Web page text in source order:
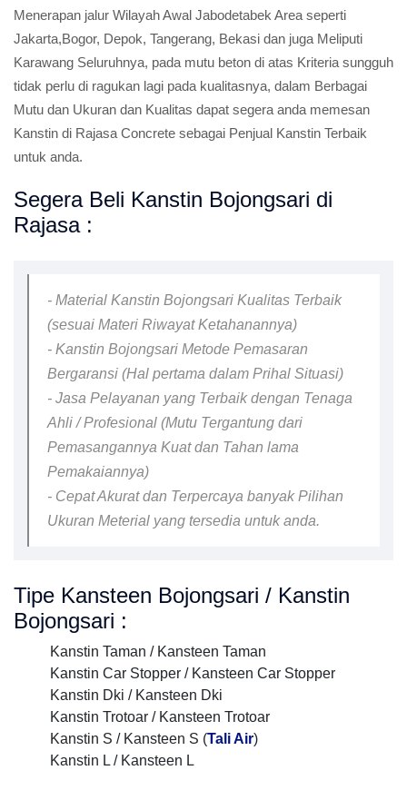
Menerapan jalur Wilayah Awal Jabodetabek Area seperti
Jakarta,Bogor, Depok, Tangerang, Bekasi dan juga Meliputi
Karawang Seluruhnya, pada mutu beton di atas Kriteria sungguh
tidak perlu di ragukan lagi pada kualitasnya, dalam Berbagai
Mutu dan Ukuran dan Kualitas dapat segera anda memesan
Kanstin di Rajasa Concrete sebagai Penjual Kanstin Terbaik
untuk anda.
Segera Beli Kanstin Bojongsari di
Rajasa :
- Material Kanstin Bojongsari Kualitas Terbaik
(sesuai Materi Riwayat Ketahanannya)
- Kanstin Bojongsari Metode Pemasaran
Bergaransi (Hal pertama dalam Prihal Situasi)
- Jasa Pelayanan yang Terbaik dengan Tenaga
Ahli / Profesional (Mutu Tergantung dari
Pemasangannya Kuat dan Tahan lama
Pemakaiannya)
- Cepat Akurat dan Terpercaya banyak Pilihan
Ukuran Meterial yang tersedia untuk anda.
Tipe Kansteen Bojongsari / Kanstin
Bojongsari :
Kanstin Taman / Kansteen Taman
Kanstin Car Stopper / Kansteen Car Stopper
Kanstin Dki / Kansteen Dki
Kanstin Trotoar / Kansteen Trotoar
Kanstin S / Kansteen S (Tali Air)
Kanstin L / Kansteen L